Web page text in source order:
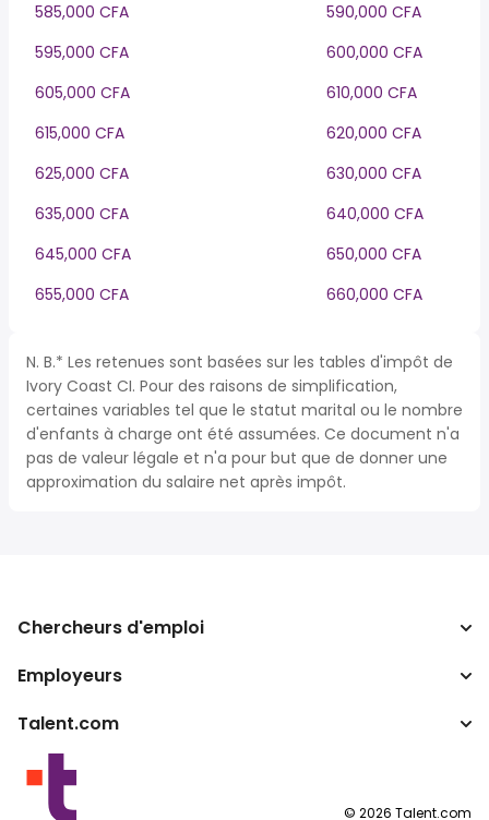
585,000 CFA
590,000 CFA
595,000 CFA
600,000 CFA
605,000 CFA
610,000 CFA
615,000 CFA
620,000 CFA
625,000 CFA
630,000 CFA
635,000 CFA
640,000 CFA
645,000 CFA
650,000 CFA
655,000 CFA
660,000 CFA
N. B.* Les retenues sont basées sur les tables d'impôt de
Ivory Coast CI. Pour des raisons de simplification,
certaines variables tel que le statut marital ou le nombre
d'enfants à charge ont été assumées. Ce document n'a
pas de valeur légale et n'a pour but que de donner une
approximation du salaire net après impôt.
Chercheurs d'emploi
Recherche d'emploi
Employeurs
Entreprises
Programmes partenaires
Talent.com
Autres pays
Conditions d’utilisation
© 2026 Talent.com